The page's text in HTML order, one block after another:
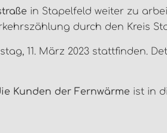
in Stapelfeld weiter zu
durch den Kreis
11. März 2023 stattfinden.
Kunden der Fernwärme ist in